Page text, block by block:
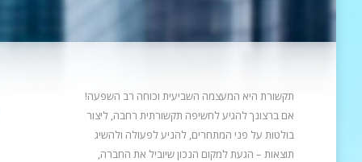
תקשורת היא המעצמה השביעית וכוחה רב השפעה!
אם ברצונך להגיע לחשיפה תקשורתית רחבה, ליצור
בולטות על פני המתחרים, להניעלפעולה ולהשיג
תוצאות – הגעת למקום הנכון שיוביל את החברה,